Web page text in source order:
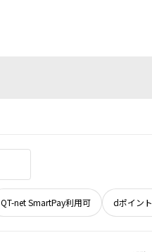
QT-net SmartPay利用可 dポイン